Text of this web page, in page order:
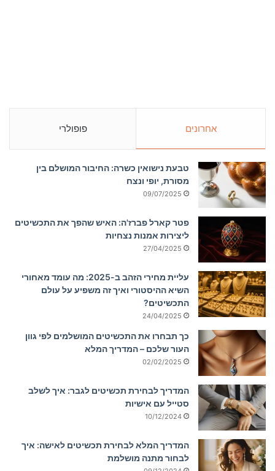
אחרונים פופולרי
טבעת נישואין כשרה: החיבור המושלם בין
מסורת, יופי ונצח
09/07/2025
פטר קארל פברז'ה: האיש שהפך את התכשיטים
ליצירות אמנות נצחיות
27/04/2025
עליית מחירי הזהב ב-2025: מה עומד מאחורי
השיא ההיסטורי ואיך זה משפיע על עולם
התכשיטים?
24/04/2025
כך תבחרו את התכשיטים המושלמים לפי גוון
העור שלכם – המדריך המלא
02/02/2025
המדריך לבחירת תכשיטים לגבר: איך לשלב
סטייל עם אישיות
10/12/2024
המדריך המלא לבחירת תכשיטים לאישה: איך
לבחור מתנה מושלמת